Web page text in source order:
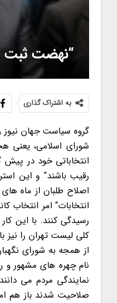
“نهضت ثبت
به اشتراک گذاری
گروه سیاست جهان نیوز
شورای اسلامی، یعنی
انتخاباتی خود در پیش
اصلاح طلبان از ماه
انتخابات” امر انتخاب
رسیدگی کنند. با این
کلی لیست تهران را نیز
از همجه به شورای
نام چهره های مشهور و
نمایندگی مردم می
صلاحیت شدند باز هم